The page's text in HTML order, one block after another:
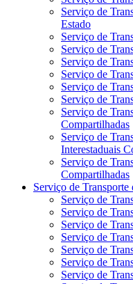
Serviço de
Estado
Serviço de
Serviço de
Serviço de
Serviço de
Serviço de
Serviço de
Serviço de
Compartilhadas
Serviço de
Interestaduais
Serviço de
Compartilhadas
Serviço de Transporte
Serviço de
Serviço de
Serviço de
Serviço de
Serviço de
Serviço de
Serviço de